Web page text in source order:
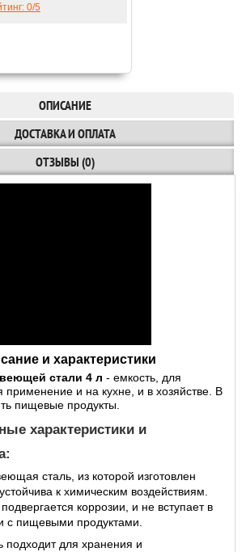
0/5
ОПИСАНИЕ
ДОСТАВКА И ОПЛАТА
ОТЗЫВЫ (0)
и характеристики
стали 4 л - емкость, для
применение и на кухне, и в хозяйстве. В
пищевые продукты.
характеристики и
сталь, из которой изготовлен
к химическим воздействиям.
коррозии, и не вступает в
с пищевыми продуктами.
подходит для хранения и